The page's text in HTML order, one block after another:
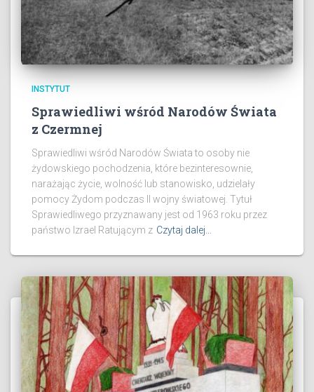
INSTYTUT
Sprawiedliwi wśród Narodów Świata
z Czermnej
Sprawiedliwi wśród Narodów Świata to osoby nie
żydowskiego pochodzenia, które bezinteresownie,
narażając życie, wolność lub stanowisko, udzielały
pomocy Żydom podczas II wojny światowej. Tytuł
Sprawiedliwego przyznawany jest od 1963 roku przez
państwo Izrael Ratującym z Czytaj dalej…